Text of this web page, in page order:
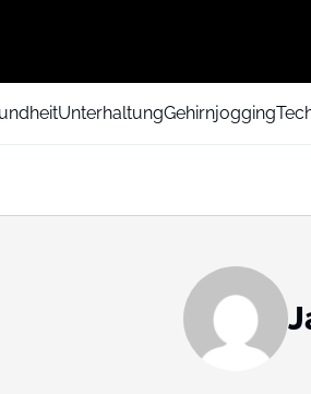
UnterhaltungGehirnjogging